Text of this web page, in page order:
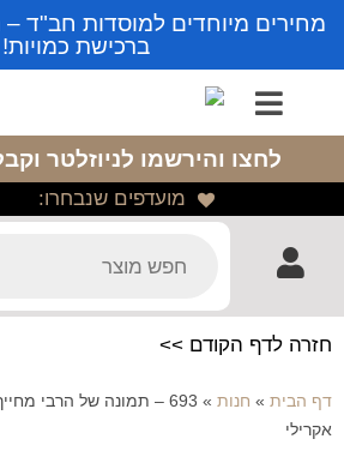
מחירים מיוחדים למוסדות חב"ד
ברכישת כמויות!
לחצו והירשמו לניוזלטר וקבלו
מועדפים שנבחרו:
חזרה לדף הקודם >>
דף הבית » חנות »
693 – תמונה של הרבי
אקרילי